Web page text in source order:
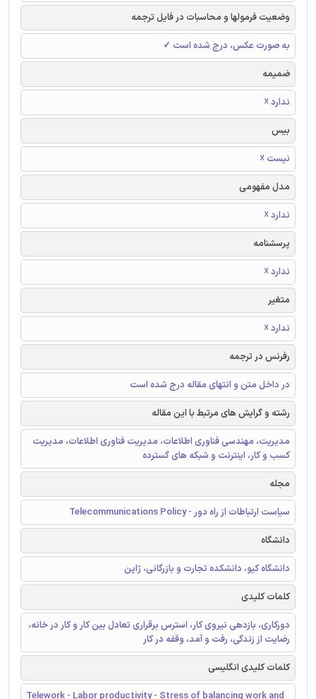
وضعیت فرمولها و محاسبات در فایل ترجمه
به صورت عکس، درج شده است ✓
ضمیمه
ندارد ☓
بیس
نیست ☓
مدل مفهومی
ندارد ☓
پرسشنامه
ندارد ☓
متغیر
ندارد ☓
رفرنس در ترجمه
در داخل متن و انتهای مقاله درج شده است
رشته و گرایش های مرتبط با این مقاله
مدیریت، مهندسی فناوری اطلاعات، مدیریت فناوری اطلاعات، مدیریت
کسب و کار، اینترنت و شبکه های گسترده
مجله
سیاست ارتباطات از راه دور - Telecommunications Policy
دانشگاه
دانشگاه کیو، دانشکده تجارت و بازرگانی، ژاپن
کلمات کلیدی
دورکاری، بازدهی نیروی کار، استرس برقراری تعادل بین کار و کار در خانه،
رضایت از زندگی، رفت و آمد، وقفه در کار
کلمات کلیدی انگلیسی
Telework - Labor productivity - Stress of balancing work and